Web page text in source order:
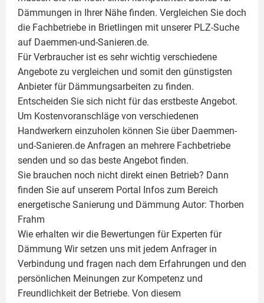
Dämmungen in Ihrer Nähe finden. Vergleichen Sie doch
die Fachbetriebe in Brietlingen mit unserer PLZ-Suche
auf Daemmen-und-Sanieren.de.
Für Verbraucher ist es sehr wichtig verschiedene
Angebote zu vergleichen und somit den günstigsten
Anbieter für Dämmungsarbeiten zu finden.
Entscheiden Sie sich nicht für das erstbeste Angebot.
Um Kostenvoranschläge von verschiedenen
Handwerkern einzuholen können Sie über Daemmen-
und-Sanieren.de Anfragen an mehrere Fachbetriebe
senden und so das beste Angebot finden.
Sie brauchen noch nicht direkt einen Betrieb? Dann
finden Sie auf unserem Portal Infos zum Bereich
energetische Sanierung und Dämmung Autor: Thorben
Frahm
Wie erhalten wir die Bewertungen für Experten für
Dämmung Wir setzen uns mit jedem Anfrager in
Verbindung und fragen nach dem Erfahrungen und den
persönlichen Meinungen zur Kompetenz und
Freundlichkeit der Betriebe. Von diesem